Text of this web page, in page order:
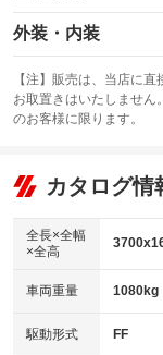
エアバッグ：運転席
：装備あり
：装備あり
サンルーフ
：装備なし
リフトアップ
：装備なし
：装備なし
パワーウィンドウ
アイドリングストッ
：装備あり
USB入力端子
：装備あり
外装・内装
カーナビ：SDナビ
：装備あり
TV：フルセグ
：装備あり
ビジュアル：-／
：装備あり
：装備なし
革シート
キーレス
HID(キセノンライト)
：装備なし
【注】販売は、当店に
お取置きはいたしませ
のお客様に限ります。
カタログ情
全長×全幅
×全高
車両重量 1080kg
駆動形式 FF